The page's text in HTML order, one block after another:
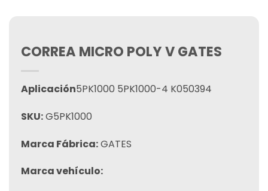
CORREA MICRO POLY V GATES
Aplicación5PK1000 5PK1000-4 K050394
SKU:G5PK1000
Marca Fábrica:GATES
Marca vehículo: